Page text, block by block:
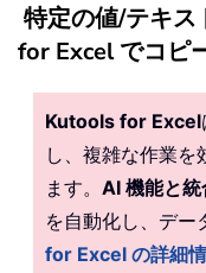
特定の値/テキ
for Excel でコピ
Kutools for Excel
し、複雑な作業を
ます。 AI 機能と統
を自動化し、デー
for Excel の詳細情